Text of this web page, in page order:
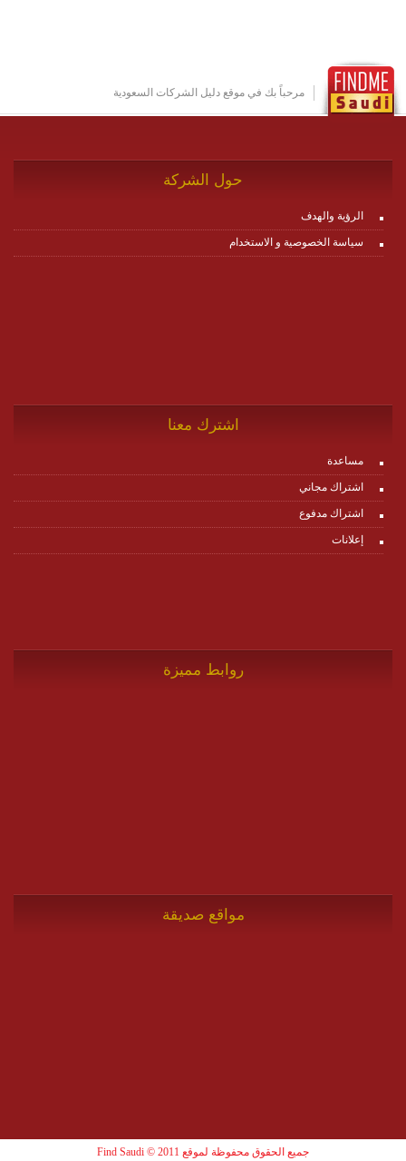
http://www.plutosms.com/zagel
مرحباً بك في موقع دليل الشركات السعودية
حول الشركة
الرؤية والهدف
سياسة الخصوصية و الاستخدام
اشترك معنا
مساعدة
اشتراك مجاني
اشتراك مدفوع
إعلانات
روابط مميزة
مواقع صديقة
جميع الحقوق محفوظة لموقع Find Saudi © 2011